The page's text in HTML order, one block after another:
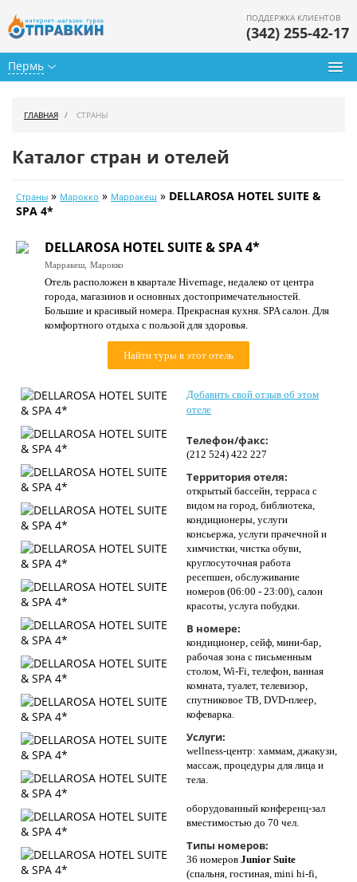
Пермь
ПОДДЕРЖКА КЛИЕНТОВ
(342) 255-42-17
Календарь туров
Цены дня
Страны
Как купить
ГЛАВНАЯ СТРАНЫ
Каталог стран и отелей
Страны » Марокко » Марракеш » DELLAROSA HOTEL SUITE &
SPA 4*
DELLAROSA HOTEL SUITE & SPA 4*
Марракеш, Марокко
Отель расположен в квартале Hivernage, недалеко от центра
города, магазинов и основных достопримечательностей.
Большие и красивый номера. Прекрасная кухня. SPA салон. Для
комфортного отдыха с пользой для здоровья.
Найти туры в этот отель
Добавить свой отзыв об этом
отеле
Телефон/факс:
(212 524) 422 227
Территория отеля:
открытый бассейн, терраса с
видом на город, библиотека,
кондиционеры, услуги
консьержа, услуги прачечной и
химчистки, чистка обуви,
круглосуточная работа
ресепшен, обслуживание
номеров (06:00 - 23:00), салон
красоты, услуга побудки.
В номере:
кондиционер, сейф, мини-бар,
рабочая зона с письменным
столом, Wi-Fi, телефон, ванная
комната, туалет, телевизор,
спутниковое ТВ, DVD-плеер,
кофеварка.
Услуги:
wellness-центр: хаммам, джакузи,
массаж, процедуры для лица и
тела.
оборудованный конференц-зал
вместимостью до 70 чел.
Типы номеров:
36 номеров Junior Suite
(спальня, гостиная, mini hi-fi,